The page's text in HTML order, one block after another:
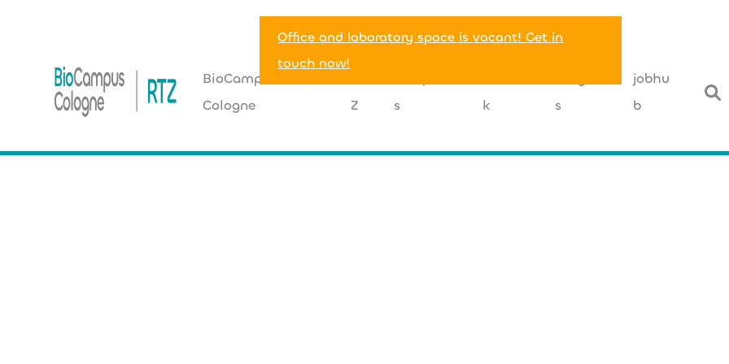
Office and laboratory space is vacant! Get in
touch now!
BioCampus
Cologne
Z
s
k
s
jobhu
b